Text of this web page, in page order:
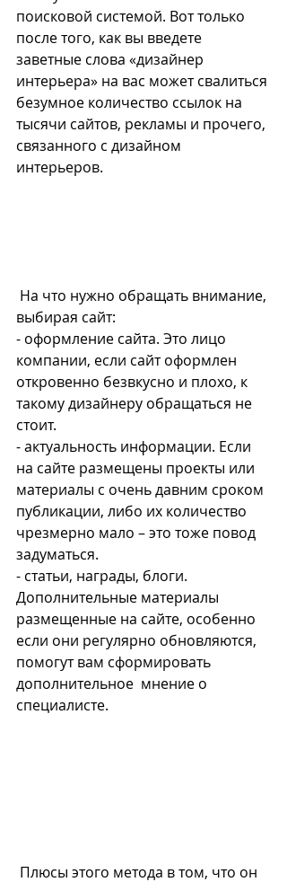
поисковой системой. Вот только
после того, как вы введете
заветные слова «дизайнер
интерьера» на вас может свалиться
безумное количество ссылок на
тысячи сайтов, рекламы и прочего,
связанного с дизайном
интерьеров.
выбирая сайт:
- оформление сайта. Это лицо
компании, если сайт оформлен
откровенно безвкусно и плохо, к
такому дизайнеру обращаться не
стоит.
- актуальность информации. Если
на сайте размещены проекты или
материалы с очень давним сроком
публикации, либо их количество
чрезмерно мало – это тоже повод
задуматься.
- статьи, награды, блоги.
Дополнительные материалы
размещенные на сайте, особенно
если они регулярно обновляются,
помогут вам сформировать
дополнительное  мнение о
специалисте.